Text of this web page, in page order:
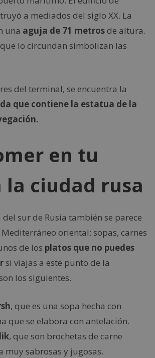
a mediados del siglo XX. La
una aguja de 71 metrosde altura.
que lo circundan simbolizan las
del terminal, se encuentra la
que contiene la estatua de la
en tu
la ciudad rusa
sur de Rusia también se parece
oriental: sopas, carnes
de los platos que no puedes
si viajas a este punto de la
los siguientes.
, que es una sopa hecha con
que se elabora con antelación.
, que son brochetas de carne
muy sabrosas y jugosas.